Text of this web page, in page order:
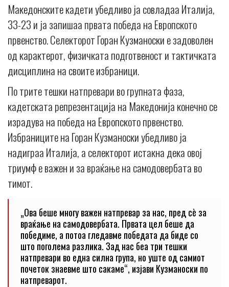
Македонските кадети убедливо ја совладаа Италија,
33-23 и ја запишаа првата победа на Европското
првенство. Селекторот Горан Кузманоски е задоволен
од карактерот, физичката подготвеност и тактичката
дисциплина на своите избраници.
По трите тешки натпревари во групната фаза,
кадетската репрезентација на Македонија конечно се
израдува на победа на Европското првенство.
Избраниците на Горан Кузманоски убедливо ја
надиграа Италија, а селекторот истакна дека овој
триумф е важен и за враќање на самодовербата во
тимот.
„Ова беше многу важен натпревар за нас, пред сè за
враќање на самодовербата. Првата цел беше да
победиме, а потоа гледавме победата да биде со
што поголема разлика. Зад нас беа три тешки
натпревари во една силна група, но уште од самиот
почеток знаевме што сакаме“, изјави Кузманоски по
натпреварот.